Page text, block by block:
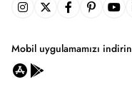
Mobil uygulamamızı indirin